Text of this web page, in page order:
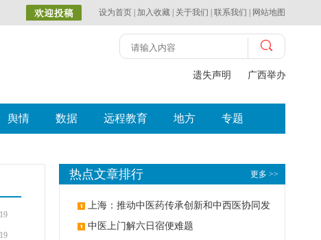
设为首页 加入收藏 关于我们 联系我们 网站地图
遗失声明 广西举办比赛探
舆情 数据 远程教育 地方 专题
更多 >>
热点文章排行
上海：推动中医药传承创新和中西医协同发
展 中医上门解六日宿便难题